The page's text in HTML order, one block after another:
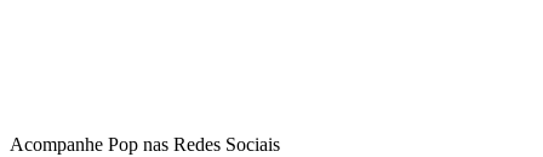
Acompanhe Pop nas Redes Sociais